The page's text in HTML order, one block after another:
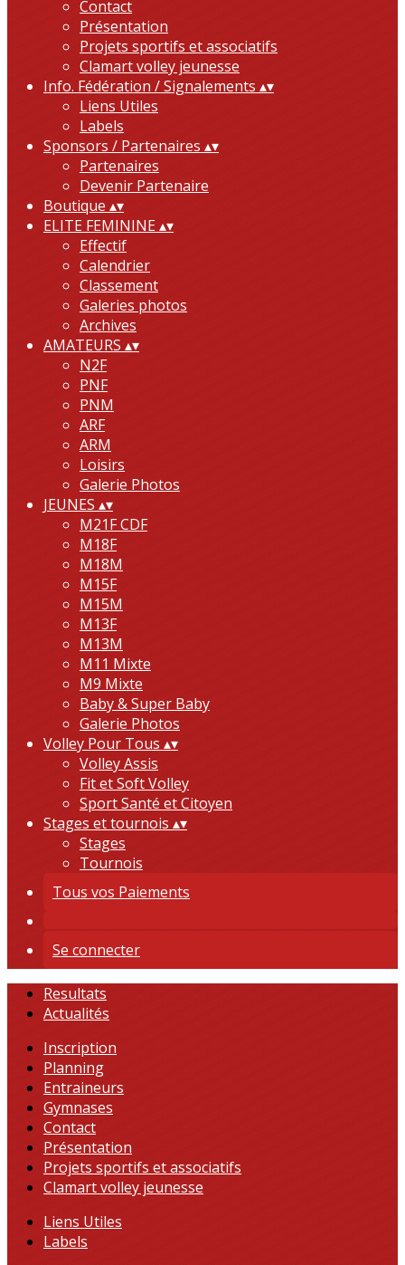
Contact
Présentation
Projets sportifs et associatifs
Clamart volley jeunesse
Info. Fédération / Signalements ▴▾
Liens Utiles
Labels
Sponsors / Partenaires ▴▾
Partenaires
Devenir Partenaire
Boutique ▴▾
ELITE FEMININE▴▾
Effectif
Calendrier
Classement
Galeries photos
Archives
AMATEURS ▴▾
N2F
PNF
PNM
ARF
ARM
Loisirs
Galerie Photos
JEUNES ▴▾
M21F CDF
M18F
M18M
M15F
M15M
M13F
M13M
M11 Mixte
M9 Mixte
Baby & Super Baby
Galerie Photos
Volley Pour Tous ▴▾
Volley Assis
Fit et Soft Volley
Sport Santé et Citoyen
Stages et tournois ▴▾
Stages
Tournois
Tous vos Paiements
Se connecter
Resultats
Actualités
Inscription
Planning
Entraineurs
Gymnases
Contact
Présentation
Projets sportifs et associatifs
Clamart volley jeunesse
Liens Utiles
Labels